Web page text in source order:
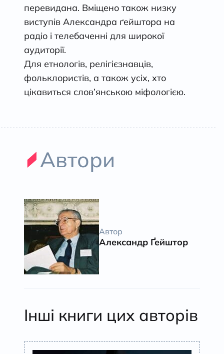
перевидана. Вміщено також низку
виступів Александра ґейштора на
радіо i телебаченні для широкої
аудиторії.
Для етнологів, релiгiєзнавцiв,
фольклористів, а також ycix, хто
цікавиться слов’янською міфологією.
Автори
Автор
Александр Ґейштор
Інші книги цих авторів